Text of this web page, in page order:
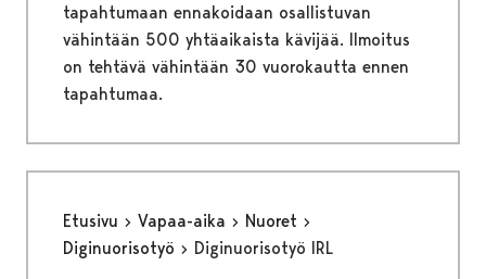
tapahtumaan ennakoidaan osallistuvan
vähintään 500 yhtäaikaista kävijää. Ilmoitus
on tehtävä vähintään 30 vuorokautta ennen
tapahtumaa.
Etusivu Vapaa-aika
Nuoret
Diginuorisotyö
Diginuorisotyö IRL